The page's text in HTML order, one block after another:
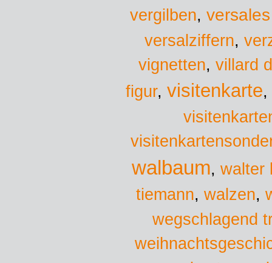
vergilben,
versalziffern,
vignetten, villard
figur, visitenkarte,
walbaum, walter
tiemann, walzen,
wegschlagend